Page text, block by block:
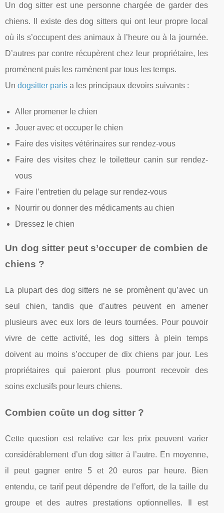
Un dog sitter est une personne chargée de garder des
chiens. Il existe des dog sitters qui ont leur propre local
où ils s’occupent des animaux à l’heure ou à la journée.
D’autres par contre récupèrent chez leur propriétaire, les
promènent puis les ramènent par tous les temps.
Un dogsitter paris a les principaux devoirs suivants :
Aller promener le chien
Jouer avec et occuper le chien
Faire des visites vétérinaires sur rendez-vous
Faire des visites chez le toiletteur canin sur rendez-
vous
Faire l’entretien du pelage sur rendez-vous
Nourrir ou donner des médicaments au chien
Dressez le chien
Un dog sitter peut s’occuper de combien de
chiens ?
La plupart des dog sitters ne se promènent qu’avec un
seul chien, tandis que d’autres peuvent en amener
plusieurs avec eux lors de leurs tournées. Pour pouvoir
vivre de cette activité, les dog sitters à plein temps
doivent au moins s’occuper de dix chiens par jour. Les
propriétaires qui paieront plus pourront recevoir des
soins exclusifs pour leurs chiens.
Combien coûte un dog sitter ?
Cette question est relative car les prix peuvent varier
considérablement d’un dog sitter à l’autre. En moyenne,
il peut gagner entre 5 et 20 euros par heure. Bien
entendu, ce tarif peut dépendre de l’effort, de la taille du
groupe et des autres prestations optionnelles. Il est